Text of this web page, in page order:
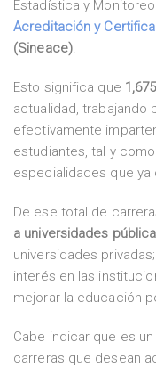
Estadística y
Acreditación y
(Sineace).
Esto significa que
actualidad, trabajando
efectivamente
estudiantes, tal y
especialidades que
De ese total de
a universidades
universidades
interés en las
mejorar la educación
Cabe indicar que es
carreras que desean